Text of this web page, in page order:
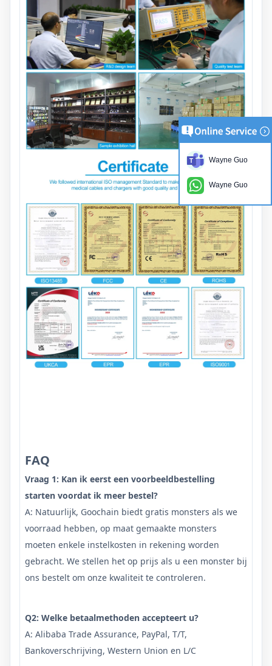
FAQ
Vraag 1: Kan ik eerst een voorbeeldbestelling
starten voordat ik meer bestel?
A: Natuurlijk, Goochain biedt gratis monsters als we
voorraad hebben, op maat gemaakte monsters
moeten enkele instelkosten in rekening worden
gebracht. We stellen het op prijs als u een monster bij
ons bestelt om onze kwaliteit te controleren.
Q2: Welke betaalmethoden accepteert u?
A: Alibaba Trade Assurance, PayPal, T/T,
Bankoverschrijving, Western Union en L/C
Wayne Guo
Wayne Guo